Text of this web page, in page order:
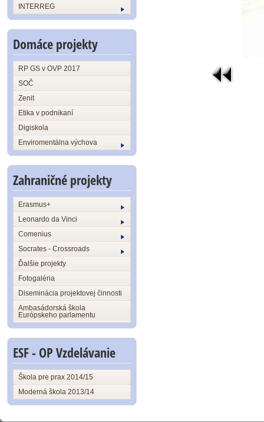
INTERREG
Domáce projekty
RP GS v OVP 2017
SOČ
Zenit
Etika v podnikaní
Digiskola
Enviromentálna výchova
Zahraničné projekty
Erasmus+
Leonardo da Vinci
Comenius
Socrates - Crossroads
Ďalšie projekty
Fotogaléria
Diseminácia projektovej činnosti
Ambasádorská škola
Európskeho parlamentu
ESF - OP Vzdelávanie
Škola pre prax 2014/15
Moderná škola 2013/14